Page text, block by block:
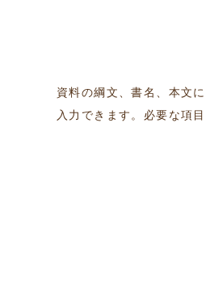
資料の綱文、書名、本文
入力できます。必要な項